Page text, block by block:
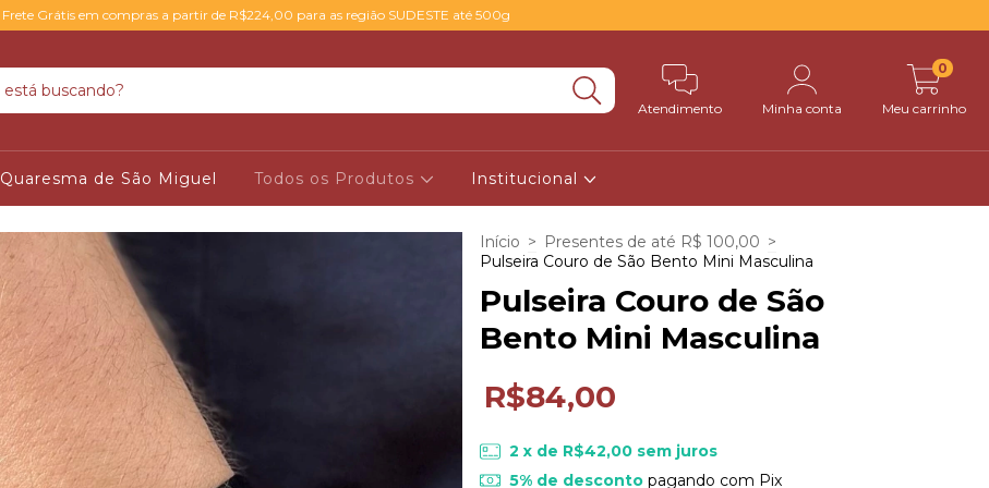
Frete Grátis em compras a partir de R$224,00 para as região SUDESTE até 500g
Atendimento Minha conta Meu carrinho
0
Quaresma de São Miguel Todos os Produtos Institucional
Início > Presentes de até R$ 100,00 >
Pulseira Couro de São Bento Mini Masculina
Pulseira Couro de São
Bento Mini Masculina
R$84,00
2 x de R$42,00 sem juros
5% de descontopagando com Pix